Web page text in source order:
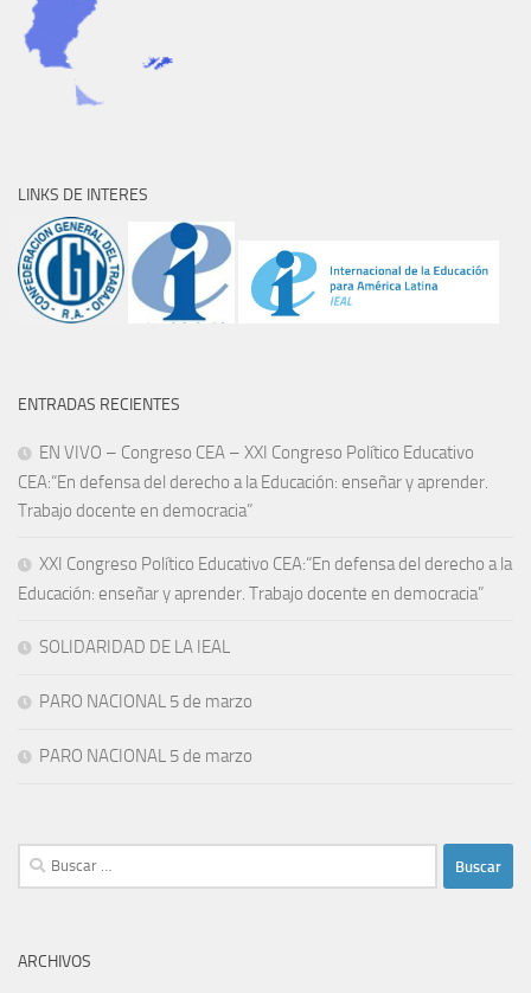
LINKS DE INTERES
ENTRADAS RECIENTES
EN VIVO – Congreso CEA – XXI Congreso Político Educativo
CEA:“En defensa del derecho a la Educación: enseñar y aprender.
Trabajo docente en democracia”
XXI Congreso Político Educativo CEA:“En defensa del derecho a la
Educación: enseñar y aprender. Trabajo docente en democracia”
SOLIDARIDAD DE LA IEAL
PARO NACIONAL 5 de marzo
PARO NACIONAL 5 de marzo
Buscar:
ARCHIVOS